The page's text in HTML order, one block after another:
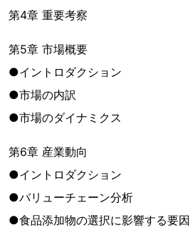
第4章 重要考察
第5章 市場概要
●イントロダクション
●市場の内訳
●市場のダイナミクス
第6章 産業動向
●イントロダクション
●バリューチェーン分析
●食品添加物の選択に影響する要因